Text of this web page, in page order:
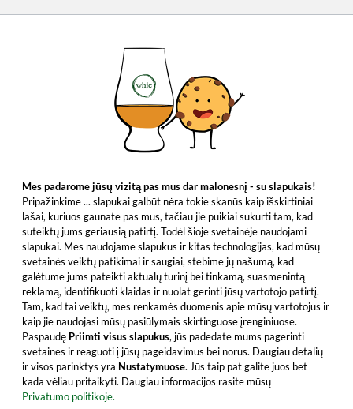
Mes padarome jūsų vizitą pas mus dar malonesnį - su slapukais!
Pripažinkime ... slapukai galbūt nėra tokie skanūs kaip išskirtiniai
lašai, kuriuos gaunate pas mus, tačiau jie puikiai sukurti tam, kad
suteiktų jums geriausią patirtį. Todėl šioje svetainėje naudojami
slapukai. Mes naudojame slapukus ir kitas technologijas, kad mūsų
svetainės veiktų patikimai ir saugiai, stebime jų našumą, kad
galėtume jums pateikti aktualų turinį bei tinkamą, suasmenintą
reklamą, identifikuoti klaidas ir nuolat gerinti jūsų vartotojo patirtį.
Tam, kad tai veiktų, mes renkamės duomenis apie mūsų vartotojus ir
kaip jie naudojasi mūsų pasiūlymais skirtinguose įrenginiuose.
Paspaudę Priimti visus slapukus, jūs padedate mums pagerinti
svetaines ir reaguoti į jūsų pageidavimus bei norus. Daugiau detalių
ir visos parinktys yra Nustatymuose. Jūs taip pat galite juos bet
kada vėliau pritaikyti. Daugiau informacijos rasite mūsų
Privatumo politikoje.